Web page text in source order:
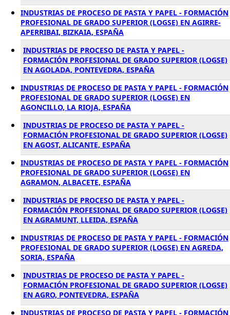
INDUSTRIAS DE PROCESO DE PASTA Y PAPEL - FORMACIÓN
PROFESIONAL DE GRADO SUPERIOR (LOGSE) EN AGIRRE-
APERRIBAI, BIZKAIA, ESPAÑA
INDUSTRIAS DE PROCESO DE PASTA Y PAPEL -
FORMACIÓN PROFESIONAL DE GRADO SUPERIOR (LOGSE)
EN AGOLADA, PONTEVEDRA, ESPAÑA
INDUSTRIAS DE PROCESO DE PASTA Y PAPEL - FORMACIÓN
PROFESIONAL DE GRADO SUPERIOR (LOGSE) EN
AGONCILLO, LA RIOJA, ESPAÑA
INDUSTRIAS DE PROCESO DE PASTA Y PAPEL -
FORMACIÓN PROFESIONAL DE GRADO SUPERIOR (LOGSE)
EN AGOST, ALICANTE, ESPAÑA
INDUSTRIAS DE PROCESO DE PASTA Y PAPEL - FORMACIÓN
PROFESIONAL DE GRADO SUPERIOR (LOGSE) EN
AGRAMON, ALBACETE, ESPAÑA
INDUSTRIAS DE PROCESO DE PASTA Y PAPEL -
FORMACIÓN PROFESIONAL DE GRADO SUPERIOR (LOGSE)
EN AGRAMUNT, LLEIDA, ESPAÑA
INDUSTRIAS DE PROCESO DE PASTA Y PAPEL - FORMACIÓN
PROFESIONAL DE GRADO SUPERIOR (LOGSE) EN AGREDA,
SORIA, ESPAÑA
INDUSTRIAS DE PROCESO DE PASTA Y PAPEL -
FORMACIÓN PROFESIONAL DE GRADO SUPERIOR (LOGSE)
EN AGRO, PONTEVEDRA, ESPAÑA
INDUSTRIAS DE PROCESO DE PASTA Y PAPEL - FORMACIÓN